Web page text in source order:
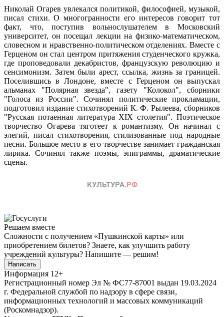
Николай Огарев увлекался политикой, философией, музыкой,
писал стихи. О многогранности его интересов говорит тот
факт, что, поступив вольнослушателем в Московский
университет, он посещал лекции на физико-математическом,
словесном и нравственно-политическом отделениях. Вместе с
Герценом он стал центром притяжения студенческого кружка,
где проповедовали декабристов, французскую революцию и
сенсимонизм. Затем были арест, ссылка, жизнь за границей.
Поселившись в Лондоне, вместе с Герценом он выпускал
альманах "Полярная звезда", газету "Колокол", сборники
"Голоса из России". Сочинял политические прокламации,
подготовил издание стихотворений К. Ф. Рылеева, сборников
"Русская потаенная литература XIX столетия". Поэтическое
творчество Огарева тяготеет к романтизму. Он начинал с
элегий, писал стихотворения, стилизованные под народные
песни. Большое место в его творчестве занимает гражданская
лирика. Сочинял также поэмы, эпиграммы, драматические
сцены.
Решаем вместе
Сложности с получением «Пушкинской карты» или
приобретением билетов? Знаете, как улучшить работу
учреждений культуры? Напишите — решим!
Написать
Информация 12+
Регистрационный номер Эл № ФС77-87001 выдан 19.03.2024
г. Федеральной службой по надзору в сфере связи,
информационных технологий и массовых коммуникаций
(Роскомнадзор).